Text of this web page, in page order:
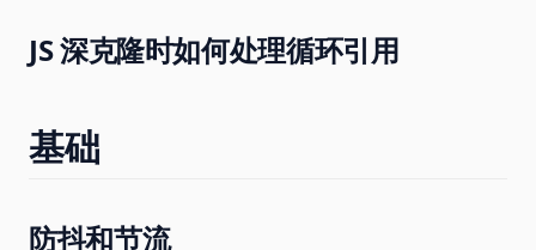
JS 深克隆时如何处理循环引用
基础
防抖和节流